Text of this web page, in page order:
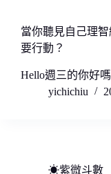
當你聽見自己理
要行動？
Hello週三的你好
yichichiu
☀紫微斗數